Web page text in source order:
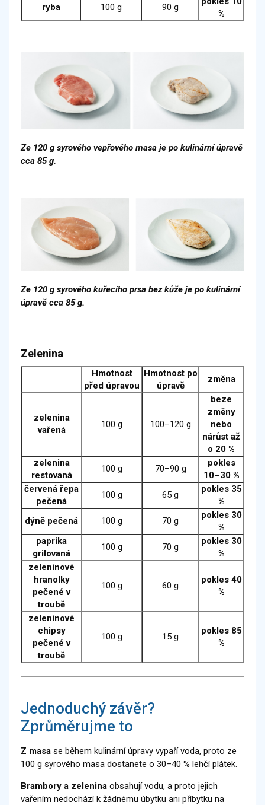
ryba 100 g 90 g
%
Ze 120 g syrového vepřového masa je po kulinární úpravě
cca 85 g.
Ze 120 g syrového kuřecího prsa bez kůže je po kulinární
úpravě cca 85 g.
Zelenina
Hmotnost
před úpravou
Hmotnost po
úpravě
změna
zelenina
vařená
100 g 100–120 g
beze
změny
nebo
nárůst až
o 20 %
zelenina
restovaná
100 g 70–90 g
pokles
10–30 %
červená řepa
pečená
100 g 65 g
pokles 35
%
dýně pečená
100 g 70 g
pokles 30
%
paprika
grilovaná
100 g 70 g
pokles 30
%
zeleninové
hranolky
pečené v
troubě
100 g 60 g
pokles 40
%
zeleninové
chipsy
pečené v
troubě
100 g 15 g
pokles 85
%
Jednoduchý závěr?
Zprůměrujme to
Z masa se během kulinární úpravy vypaří voda, proto ze
100 g syrového masa dostanete o 30–40 % lehčí plátek.
Brambory a zelenina obsahují vodu, a proto jejich
vařením nedochází k žádnému úbytku ani příbytku na